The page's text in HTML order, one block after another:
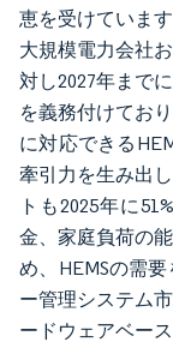
恵を受けていま
大規模電力会社
対し2027年まで
を義務付けてお
に対応できる
牽引力を生み出
トも2025年に
金、家庭負荷の
め、HEMSの需
ー管理システム
ードウェアベー